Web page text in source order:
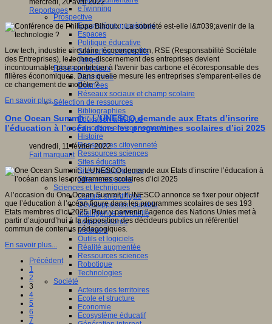
eTwinning
Prospective
Ecosystème numérique
Espaces
Politique éducative
Scénarios prospectifs
Temps
Réseaux sociaux
Algorithme
Données
Réseaux sociaux et champ scolaire
Sélection de ressources
Bibliographies
Education artistique
Education environnementale
Histoire
Ressources citoyenneté
Ressources sciences
Sites éducatifs
Sites pédagogiques
Sites ressources
Sciences et techniques
Culture scientifique
Développement durable
Intelligence artificielle
Logiciels libres
Métavers
Outils et logiciels
Réalité augmentée
Ressources sciences
Robotique
Technologies
Société
Acteurs des territoires
Ecole et structure
Economie
Ecosystème éducatif
mercredi, 20 avril 2022
Reportages
Low tech, industrie circulaire, écoconception, RSE (Responsabilité Sociétale
des Entreprises), le techno-discernement des entreprises devient
incontournable pour contribuer à l'avenir bas carbone et écoresponsable des
filières économiques. Dans quelle mesure les entreprises s'emparent-elles de
ce changement de modèle ?
En savoir plus...
One Ocean Summit : L’UNESCO demande aux Etats d’inscrire
l’éducation à l’océan dans les programmes scolaires d’ici 2025
vendredi, 11 février 2022
Fait marquant
A l’occasion du One Ocean Summit, l’UNESCO annonce se fixer pour objectif
que l’éducation à l’océan figure dans les programmes scolaires de ses 193
Etats membres d’ici 2025. Pour y parvenir, l’agence des Nations Unies met à
partir d’aujourd’hui à la disposition des décideurs publics un référentiel
commun de contenus pédagogiques.
En savoir plus...
Précédent
1
2
3
4
5
6
7